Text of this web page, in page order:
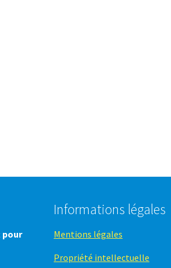
pour
Informations légales
Mentions légales
Propriété intellectuelle